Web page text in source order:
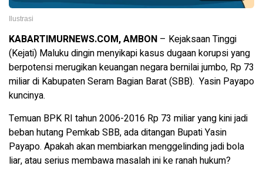
Ilustrasi
KABARTIMURNEWS.COM, AMBON – Kejaksaan Tinggi
(Kejati) Maluku dingin menyikapi kasus dugaan korupsi yang
berpotensi merugikan keuangan negara bernilai jumbo, Rp 73
miliar di Kabupaten Seram Bagian Barat (SBB). Yasin Payapo
kuncinya.
Temuan BPK RI tahun 2006-2016 Rp 73 miliar yang kini jadi
beban hutang Pemkab SBB, ada ditangan Bupati Yasin
Payapo. Apakah akan membiarkan menggelinding jadi bola
liar, atau serius membawa masalah ini ke ranah hukum?